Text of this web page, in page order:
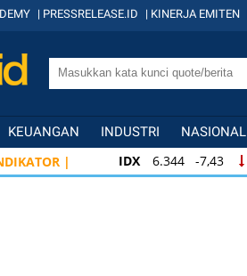
| PRESSRELEASE.ID | KINERJA EMITEN
KEUANGAN INDUSTRI NASIONAL
| IDX 6.344 -7,43
IDX 6.344 -7,43